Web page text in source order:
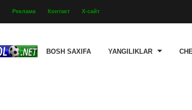
Реклама Контакт Х-сайт
BOSH SAXIFA YANGILIKLAR